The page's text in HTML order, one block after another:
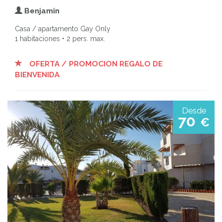
Benjamin
Casa / apartamento Gay Only
1 habitaciones • 2 pers. max.
OFERTA / PROMOCION REGALO DE
BIENVENIDA
Desde
70 €